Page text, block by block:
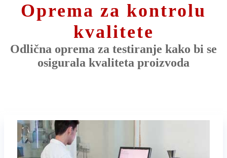
Oprema za kontrolu
kvalitete
Odlična oprema za testiranje kako bi se
osigurala kvaliteta proizvoda